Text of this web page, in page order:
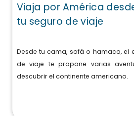
Viaja por América
tu seguro de viaje
Desde tu cama, sofá o hamaca, el
de viaje te propone varias
descubrir el continente americano.